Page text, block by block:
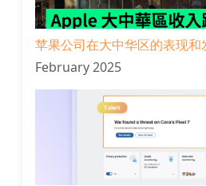
苹果公司在大中华区的表现和
February 2025